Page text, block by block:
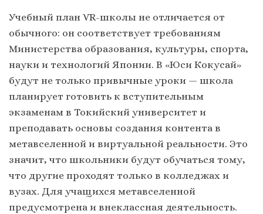
Учебный план VR-школы не отличается от
обычного: он соответствует требованиям
Министерства образования, культуры, спорта,
науки и технологий Японии. В «Юси Кокусай»
будут не только привычные уроки — школа
планирует готовить к вступительным
экзаменам в Токийский университет и
преподавать основы создания контента в
метавселенной и виртуальной реальности. Это
значит, что школьники будут обучаться тому,
что другие проходят только в колледжах и
вузах. Для учащихся метавселенной
предусмотрена и внеклассная деятельность.